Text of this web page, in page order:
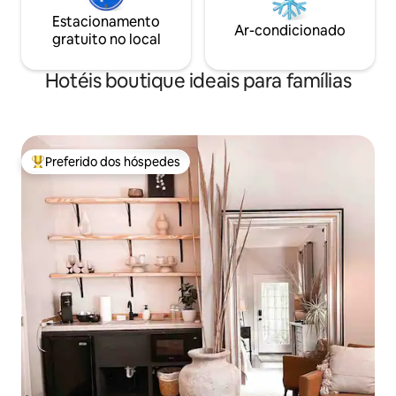
Estacionamento
gratuito no local
Ar-condicionado
Hotéis boutique ideais para famílias
Entre os melhores preferidos dos hóspedes
Preferido dos hóspedes